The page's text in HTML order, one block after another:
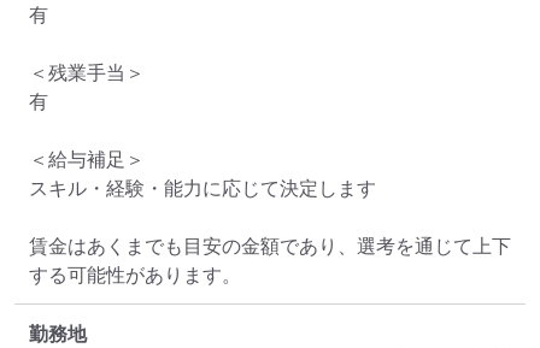
有
＜残業手当＞
有
＜給与補足＞
スキル・経験・能力に応じて決定します
賃金はあくまでも目安の金額であり、選考を通じて上下
する可能性があります。
勤務地